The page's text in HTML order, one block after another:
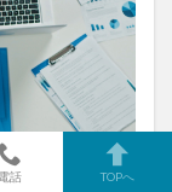
電話 TOPへ